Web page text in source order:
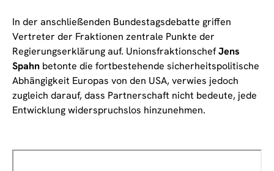
In der anschließenden Bundestagsdebatte griffen
Vertreter der Fraktionen zentrale Punkte der
Regierungserklärung auf. UnionsfraktionschefJens
Spahn betonte die fortbestehende sicherheitspolitische
Abhängigkeit Europas von den USA, verwies jedoch
zugleich darauf, dass Partnerschaft nicht bedeute, jede
Entwicklung widerspruchslos hinzunehmen.